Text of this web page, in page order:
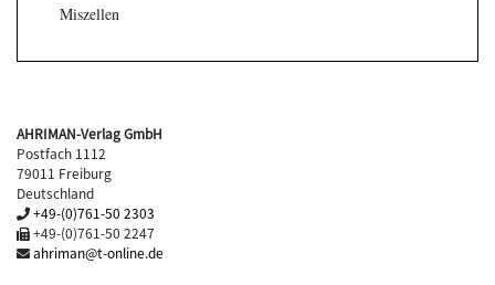
Miszellen
AHRIMAN-Verlag GmbH
Postfach 1112
79011 Freiburg
Deutschland
+49-(0)761-50 2303
+49-(0)761-50 2247
ahriman@t-online.de